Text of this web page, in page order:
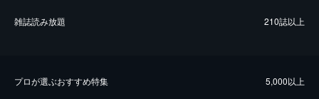
雑誌読み放題 210誌以上
プロが選ぶおすすめ特集 5,000以上